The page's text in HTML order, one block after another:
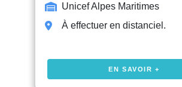
Unicef Alpes Maritimes
À effectuer en distanciel.
EN SAVOIR +